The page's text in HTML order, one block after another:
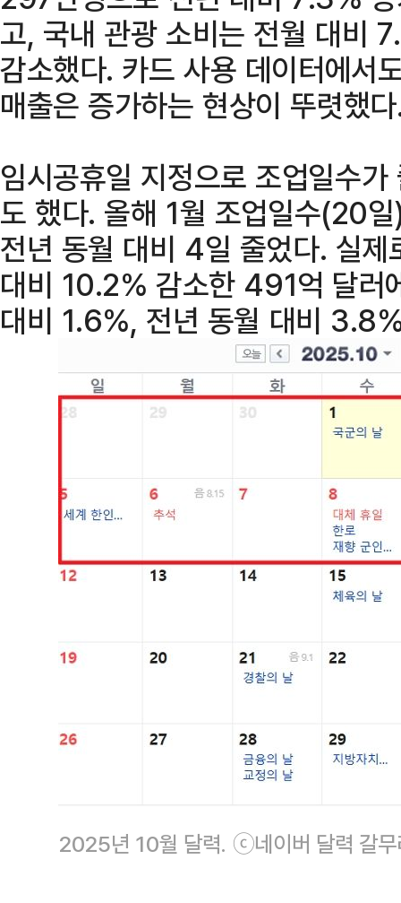
고, 국내 관광 소비는 전월 대비
감소했다. 카드 사용 데이터에서
매출은 증가하는 현상이 뚜렷했
임시공휴일 지정으로 조업일수
도 했다. 올해 1월 조업일수(20
전년 동월 대비 4일 줄었다. 실
대비 10.2% 감소한 491억 달러
대비 1.6%, 전년 동월 대비
2025년 10월 달력. ⓒ네이버 달력 갈무